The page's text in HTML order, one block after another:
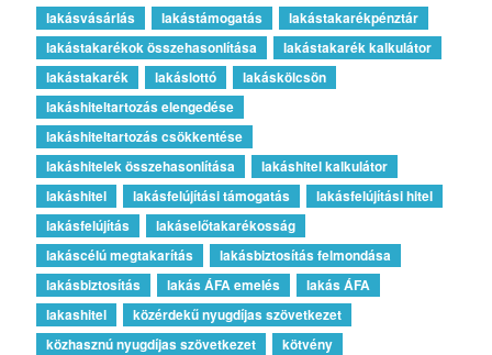
lakásvásárlás lakástámogatás
lakástakarékpénztár
lakástakarékok összehasonlítása
lakástakarék kalkulátor
lakástakarék
lakáslottó
lakáskölcsön
lakáshiteltartozás elengedése
lakáshiteltartozás csökkentése
lakáshitelek összehasonlítása
lakáshitel kalkulátor
lakáshitel
lakásfelújítási támogatás
lakásfelújítási hitel
lakásfelújítás
lakáselőtakarékosság
lakáscélú megtakarítás
lakásbiztosítás felmondása
lakásbiztosítás
lakás ÁFA emelés
lakás ÁFA
lakashitel
közérdekű nyugdíjas szövetkezet
közhasznú nyugdíjas szövetkezet
kötvény